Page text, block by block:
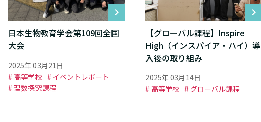
日本生物教育学会第109回全国
大会
2025年 03月21日
# 高等学校 # イベントレポート
# 理数探究課程
【グローバル課程】Inspire
High（インスパイア・ハイ）導
入後の取り組み
2025年 03月14日
# 高等学校 # グローバル課程